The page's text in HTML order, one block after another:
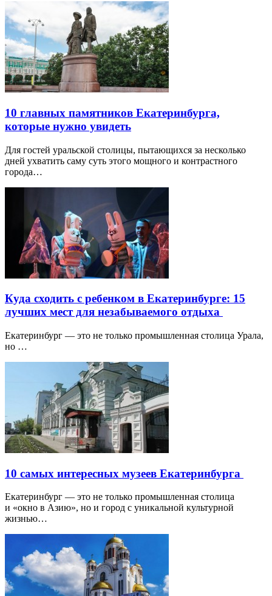
10 главных памятников Екатеринбурга,
которые нужно увидеть
Для гостей уральской столицы, пытающихся за несколько
дней ухватить саму суть этого мощного и контрастного
города…
Куда сходить с ребенком в Екатеринбурге: 15
лучших мест для незабываемого отдыха
Екатеринбург — это не только промышленная столица Урала,
но …
10 самых интересных музеев Екатеринбурга
Екатеринбург — это не только промышленная столица
и «окно в Азию», но и город с уникальной культурной
жизнью…